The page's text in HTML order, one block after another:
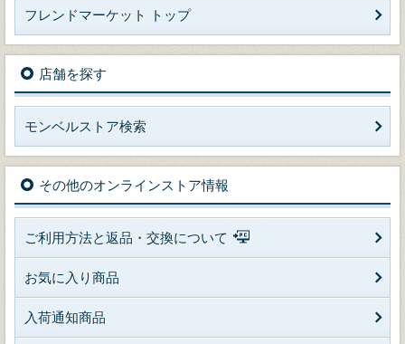
フレンドマーケット トップ
店舗を探す
モンベルストア検索
その他のオンラインストア情報
ご利用方法と返品・交換について
お気に入り商品
入荷通知商品